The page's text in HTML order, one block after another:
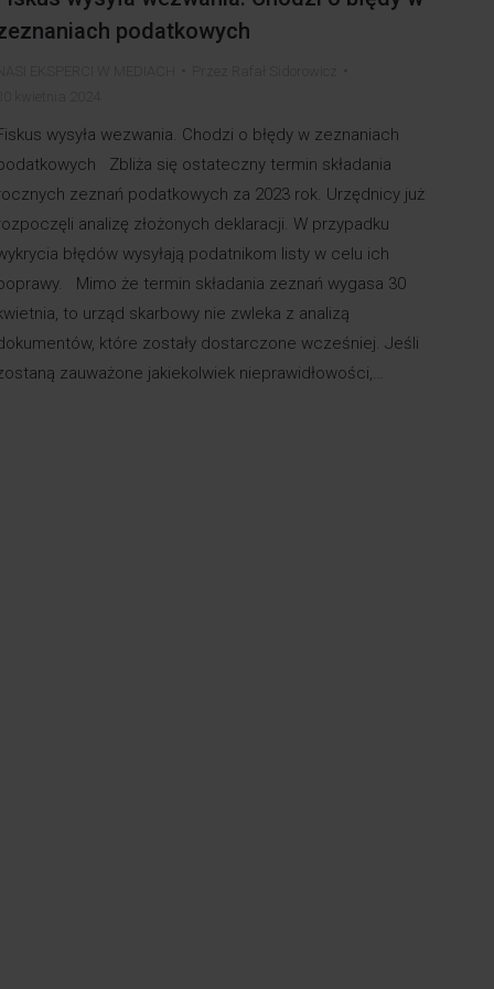
podatkowych
wysyła wezwania. Chodzi o błędy w zeznaniach
Zbliża się ostateczny termin składania
zeznań podatkowych za 2023 rok. Urzędnicy już
analizę złożonych deklaracji. W przypadku
błędów wysyłają podatnikom listy w celu ich
Mimo że termin składania zeznań wygasa 30
to urząd skarbowy nie zwleka z analizą
które zostały dostarczone wcześniej. Jeśli
zauważone jakiekolwiek nieprawidłowości,…